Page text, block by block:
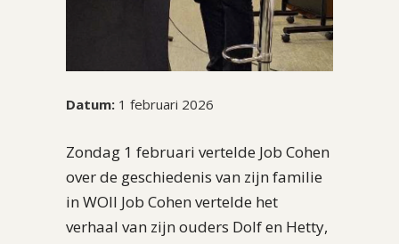
Datum: 1 februari 2026
Zondag 1 februari vertelde Job Cohen
over de geschiedenis van zijn familie
in WOII Job Cohen vertelde het
verhaal van zijn ouders Dolf en Hetty,